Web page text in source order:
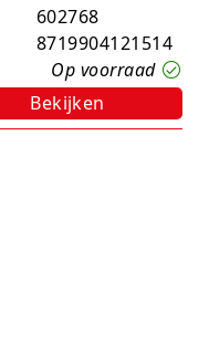
602768
8719904121514
Op voorraad
Bekijken